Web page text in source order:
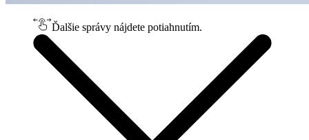
Ďalšie správy nájdete potiahnutím.